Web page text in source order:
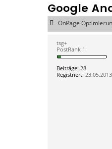
Google
OnPage
tsg+
PostRank 1
Beiträge: 28
Registriert: